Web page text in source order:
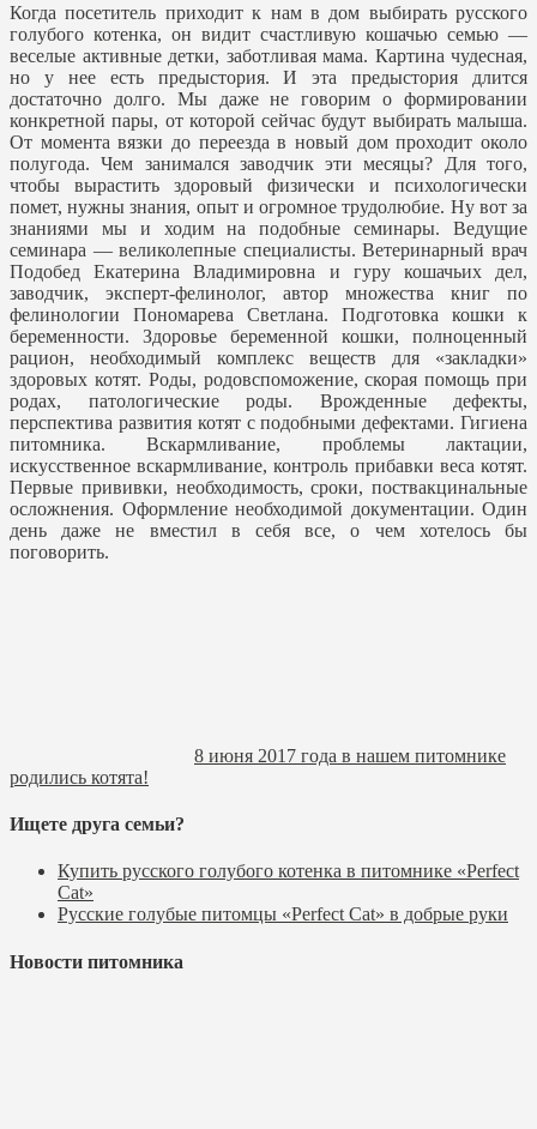
Когда посетитель приходит к нам в дом выбирать русского
голубого котенка, он видит счастливую кошачью семью —
веселые активные детки, заботливая мама. Картина чудесная,
но у нее есть предыстория. И эта предыстория длится
достаточно долго. Мы даже не говорим о формировании
конкретной пары, от которой сейчас будут выбирать малыша.
От момента вязки до переезда в новый дом проходит около
полугода. Чем занимался заводчик эти месяцы? Для того,
чтобы вырастить здоровый физически и психологически
помет, нужны знания, опыт и огромное трудолюбие. Ну вот за
знаниями мы и ходим на подобные семинары. Ведущие
семинара — великолепные специалисты. Ветеринарный врач
Подобед Екатерина Владимировна и гуру кошачьих дел,
заводчик, эксперт-фелинолог, автор множества книг по
фелинологии Пономарева Светлана. Подготовка кошки к
беременности. Здоровье беременной кошки, полноценный
рацион, необходимый комплекс веществ для «закладки»
здоровых котят. Роды, родовспоможение, скорая помощь при
родах, патологические роды. Врожденные дефекты,
перспектива развития котят с подобными дефектами. Гигиена
питомника. Вскармливание, проблемы лактации,
искусственное вскармливание, контроль прибавки веса котят.
Первые прививки, необходимость, сроки, поствакцинальные
осложнения. Оформление необходимой документации. Один
день даже не вместил в себя все, о чем хотелось бы
поговорить.
8 июня 2017 года в нашем питомнике
родились котята!
Ищете друга семьи?
Купить русского голубого котенка в питомнике «Perfect
Cat»
Русские голубые питомцы «Perfect Cat» в добрые руки
Новости питомника